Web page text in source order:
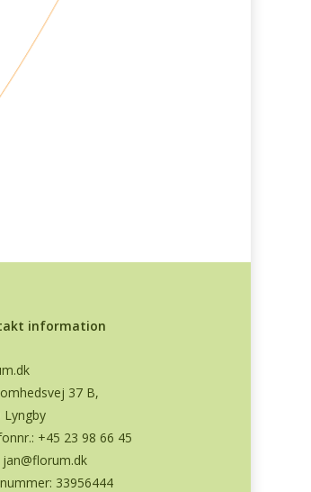
information
37 B,
Lyngby
+45 23 98 66 45
jan@florum.dk
nummer: 33956444